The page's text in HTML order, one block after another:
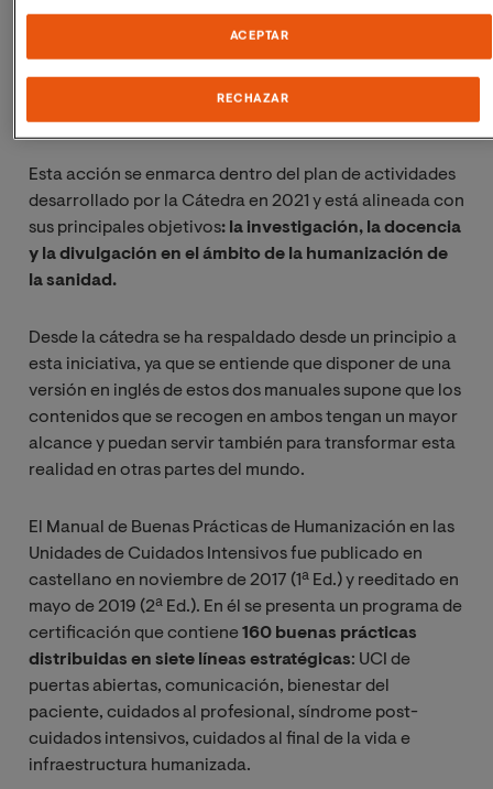
de Urgencias Hospitalarias, ambos elaborados y
editados por Proyecto HU-CI, un grupo de
investigación multidisciplinar cuyo principal objetivo
es la mejora de la atención de las Unidades de Cuidados
Intensivos.
Esta acción se enmarca dentro del plan de actividades
desarrollado por la Cátedra en 2021 y está alineada con
sus principales objetivos: la investigación, la docencia
y la divulgación en el ámbito de la humanización de
la sanidad.
Desde la cátedra se ha respaldado desde un principio a
esta iniciativa, ya que se entiende que disponer de una
versión en inglés de estos dos manuales supone que los
contenidos que se recogen en ambos tengan un mayor
alcance y puedan servir también para transformar esta
realidad en otras partes del mundo.
El Manual de Buenas Prácticas de Humanización en las
Unidades de Cuidados Intensivos fue publicado en
castellano en noviembre de 2017 (1ª Ed.) y reeditado en
mayo de 2019 (2ª Ed.). En él se presenta un programa de
certificación que contiene160 buenas prácticas
distribuidas en siete líneas estratégicas: UCI de
puertas abiertas, comunicación, bienestar del
paciente, cuidados al profesional, síndrome post-
cuidados intensivos, cuidados al final de la vida e
infraestructura humanizada.
RECHAZAR
ACEPTAR